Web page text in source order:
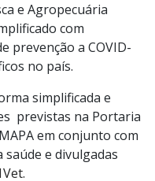
e Agropecuária
com
prevenção a COVID-
no país.
simplificada e
previstas na Portaria
em conjunto com
e divulgadas